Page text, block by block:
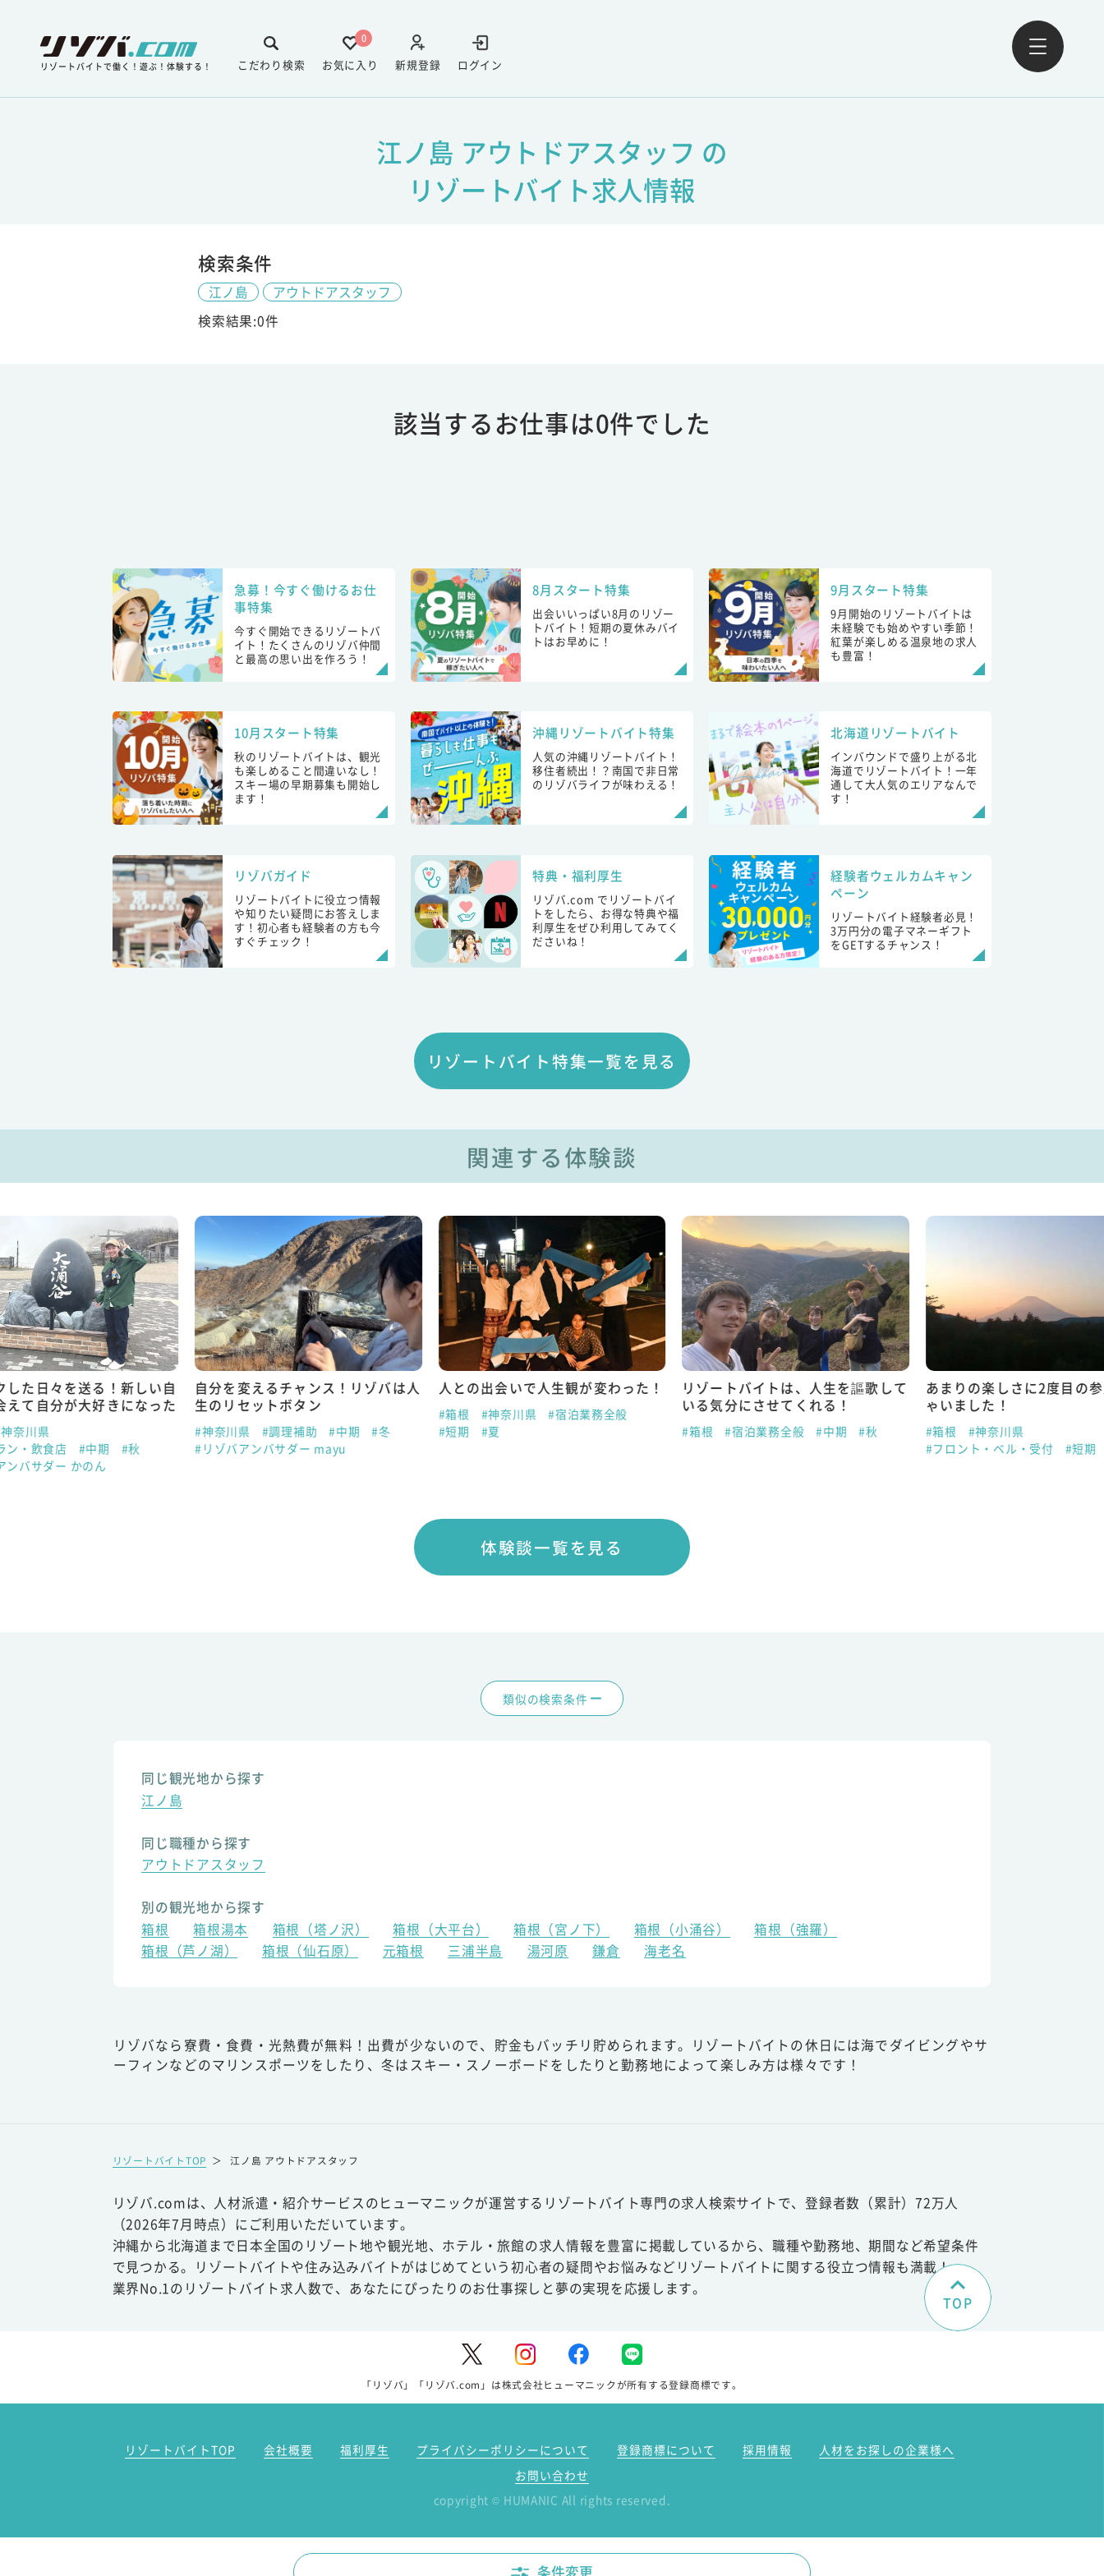
リゾートバイトで働く！遊ぶ！体験する！ ログイン
新規登録
0
お気に入り
こだわり検索
江ノ島 アウトドアスタッフ の
リゾートバイト求人情報
検索条件
江ノ島
アウトドアスタッフ
検索結果:0件
該当するお仕事は0件でした
急募！今すぐ働けるお仕
事特集
今すぐ開始できるリゾートバ
イト！たくさんのリゾバ仲間
と最高の思い出を作ろう！
8月スタート特集
出会いいっぱい8月のリゾー
トバイト！短期の夏休みバイ
トはお早めに！
9月スタート特集
9月開始のリゾートバイトは
未経験でも始めやすい季節！
紅葉が楽しめる温泉地の求人
も豊富！
10月スタート特集
秋のリゾートバイトは、観光
も楽しめること間違いなし！
スキー場の早期募集も開始し
ます！
沖縄リゾートバイト特集
人気の沖縄リゾートバイト！
移住者続出！？南国で非日常
のリゾバライフが味わえる！
北海道リゾートバイト
インバウンドで盛り上がる北
海道でリゾートバイト！一年
通して大人気のエリアなんで
す！
リゾバガイド
リゾートバイトに役立つ情報
や知りたい疑問にお答えしま
す！初心者も経験者の方も今
すぐチェック！
特典・福利厚生
リゾバ.com でリゾートバイ
トをしたら、お得な特典や福
利厚生をぜひ利用してみてく
ださいね！
経験者ウェルカムキャン
ペーン
リゾートバイト経験者必見！
3万円分の電子マネーギフト
をGETするチャンス！
リゾートバイト特集一覧を見る
関連する体験談
した日々を送る！新しい自
えて自分が大好きになった
奈川県
ン・飲食店
#中期
#秋
ンバサダー かのん
自分を変えるチャンス！リゾバは人
生のリセットボタン
#神奈川県 #調理補助 #中期
#冬
#リゾバアンバサダー mayu
人との出会いで人生観が変わった！
#箱根 #神奈川県
#宿泊業務全般
#短期
#夏
リゾートバイトは、人生を謳歌して
いる気分にさせてくれる！
#箱根 #宿泊業務全般 #中期 #秋
あまりの楽しさに2度目の
ゃいました！
#箱根
#神奈川県
#フロント・ベル・受付
#短期
体験談一覧を見る
類似の検索条件
同じ観光地から探す
江ノ島
同じ職種から探す
アウトドアスタッフ
別の観光地から探す
箱根
箱根湯本 箱根（塔ノ沢） 箱根（大平台） 箱根（宮ノ下） 箱根（小涌谷）
箱根（強羅）
箱根（芦ノ湖）
箱根（仙石原） 元箱根 三浦半島 湯河原 鎌倉 海老名
リゾバなら寮費・食費・光熱費が無料！出費が少ないので、貯金もバッチリ貯められます。リゾートバイトの休日には海でダイビングやサ
ーフィンなどのマリンスポーツをしたり、冬はスキー・スノーボードをしたりと勤務地によって楽しみ方は様々です！
リゾートバイトTOP ＞ 江ノ島 アウトドアスタッフ
リゾバ.comは、人材派遣・紹介サービスのヒューマニックが運営するリゾートバイト専門の求人検索サイトで、登録者数（累計）72万人
（2026年7月時点）にご利用いただいています。
沖縄から北海道まで日本全国のリゾート地や観光地、ホテル・旅館の求人情報を豊富に掲載しているから、職種や勤務地、期間など希望条件
で見つかる。リゾートバイトや住み込みバイトがはじめてという初心者の疑問やお悩みなどリゾートバイトに関する役立つ情報も満載！
業界No.1のリゾートバイト求人数で、あなたにぴったりのお仕事探しと夢の実現を応援します。
TOP
「リゾバ」「リゾバ.com」は株式会社ヒューマニックが所有する登録商標です。
リゾートバイトTOP 会社概要 福利厚生 プライバシーポリシーについて 登録商標について 採用情報
人材をお探しの企業様へ
お問い合わせ
copyright © HUMANIC All rights reserved.
条件変更